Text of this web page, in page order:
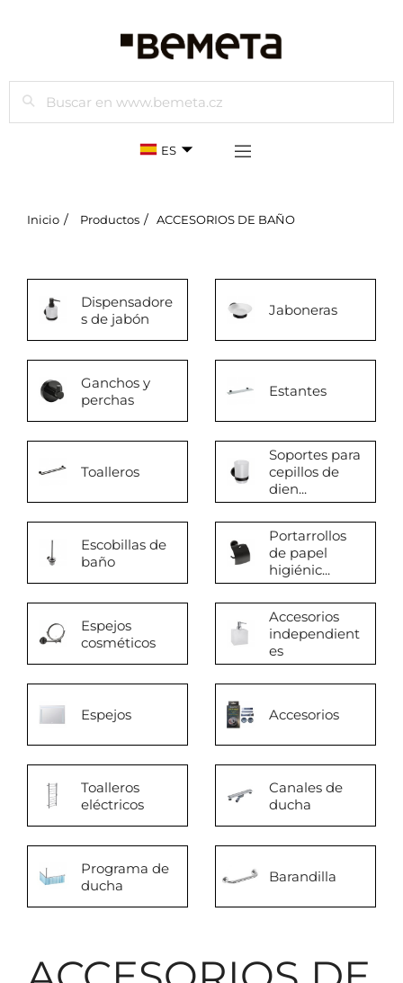
Buscar
ES
Inicio Productos ACCESORIOS DE BAÑO
Dispensadore
s de jabón
Jaboneras
Ganchos y
perchas
Estantes
Toalleros
Soportes para
cepillos de
dien...
Escobillas de
baño
Portarrollos
de papel
higiénic...
Espejos
cosméticos
Accesorios
independient
es
Espejos Accesorios
Toalleros
eléctricos
Canales de
ducha
Programa de
ducha
Barandilla